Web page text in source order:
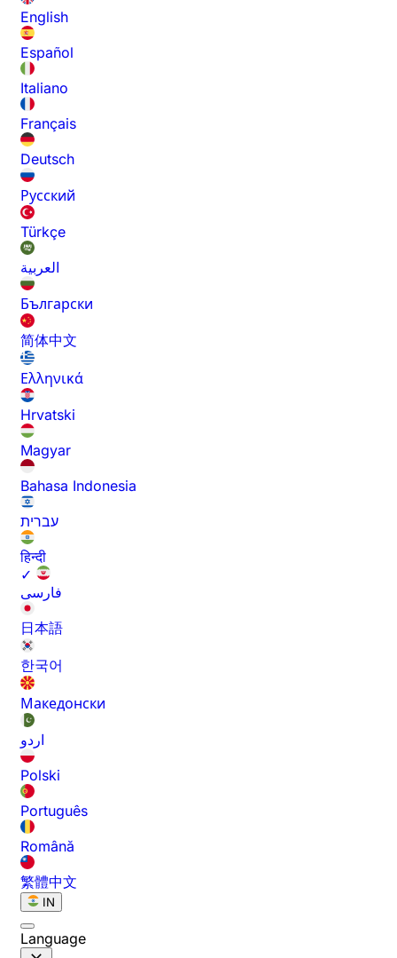
English
Español
Italiano
Français
Deutsch
Русский
Türkçe
العربية
Български
简体中文
Ελληνικά
Hrvatski
Magyar
Bahasa Indonesia
עברית
हिन्दी
✓
فارسی
日本語
한국어
Македонски
اردو
Polski
Português
Română
繁體中文
IN
Language